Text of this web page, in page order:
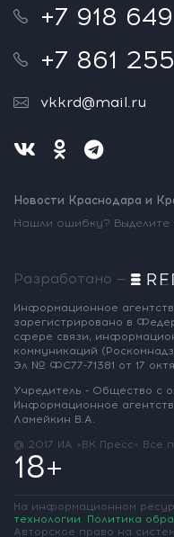
+7 918
+7 861
vkkrd@mail.ru
Новости Краснодара и
Нашли ошибку? Выделите
Разработано —
Информационное
зарегистрировано в
сфере связи,
коммуникаций
Эл № ФС77-71381 от 17
Учредитель - Общество с
Информационное
Ламейкин В.А.
@ 2017 ИА «ВК Пресс» Все
18+
На информационном
технологии. Политика
Авторское право на